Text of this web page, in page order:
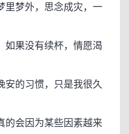
梦外，思念成灾，一
果没有续杯，情愿渴
的习惯，只是我很久
会因为某些因素越来